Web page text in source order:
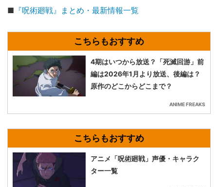
■ 『呪術廻戦』まとめ・最新情報一覧
4期はいつから放送？「死滅回游」前
編は2026年1月より放送、後編は？
原作のどこからどこまで？
ANIME FREAKS
アニメ「呪術廻戦」声優・キャラク
ター一覧